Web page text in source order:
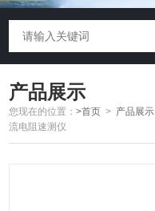
产品展示
您现在的位置：>首页 > 产品展示
流电阻速测仪